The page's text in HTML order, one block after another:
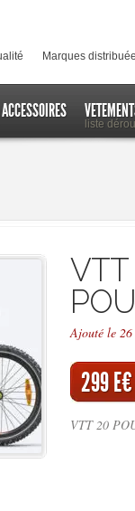
Marques
liste
VTT
Ajouté le
299 E€
VTT 20